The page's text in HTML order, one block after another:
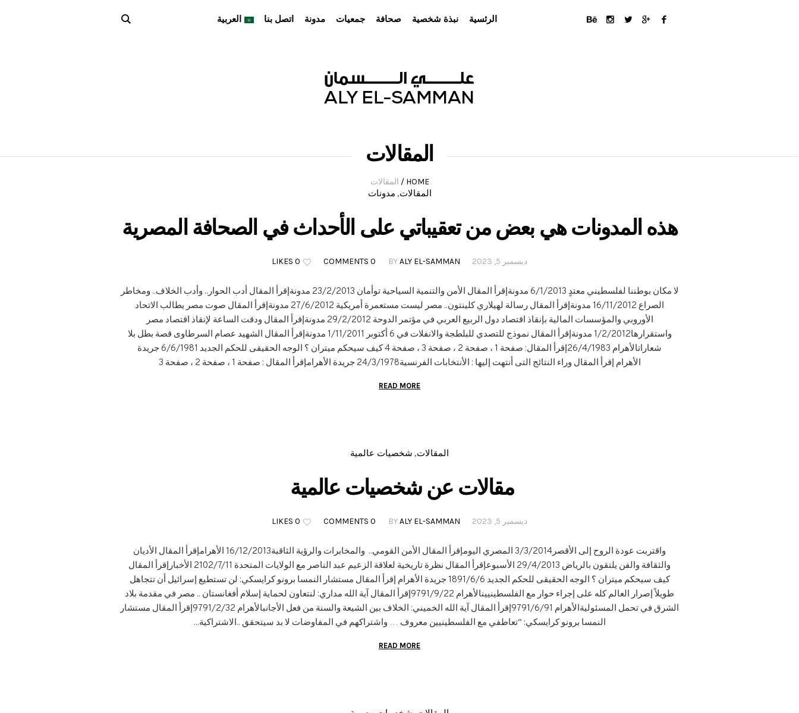
الرئسية نبذة شخصية صحافة جمعيات مدونة اتصل بنا العربية
المقالات
HOME
/ المقالات
المقالات, مدونات
هذه المدونات هي بعض من تعقيباتي على الأحداث في الصحافة المصرية
ديسمبر 5, 2023 BYALY EL-SAMMAN
0 COMMENTS
0 LIKES
لا مكان بوطننا لفلسطيني معتدٍ ‏‏6/1/2013 مدونةإقرأ المقال الأمن والتنمية السياحية توأمان ‏‏23/2/2013 مدونةإقرأ المقال أدب الحوار.. وأدب الخلاف.. ومخاطر
الصراع ‏‏16/11/2012 مدونةإقرأ المقال رسالة لهيلاري كلينتون.. مصر ليست مستعمرة أمريكية ‏‏27/6/2012 مدونةإقرأ المقال صوت مصر يطالب الاتحاد
الأوروبي والمؤسسات المالية بإنقاذ اقتصاد دول الربيع العربي في مؤتمر الدوحة ‏‏29/2/2012 مدونةإقرأ المقال ودقت الساعة لإنقاذ اقتصاد مصر
واستقرارها‏‏1/2/2012 مدونةإقرأ المقال نموذج للتصدي للبلطجة والانفلات في 6 أكتوبر ‏‏1/11/2011 مدونةإقرأ المقال الشهيد عصام السرطاوى قصة بطل بلا
شعاراتالأهرام 26/4/1983إقرأ المقال: صفحة 1 ، صفحة 2 ، صفحة 3 ، صفحة 4 كيف سيحكم ميتران ؟ الوجه الحقيقى للحكم الجديد 6/6/1981 جريدة
الأهرام إقرأ المقال وراء النتائج التى أنتهت إليها : الأنتخابات الفرنسية24/3/1978 جريدة الأهرامإقرأ المقال : صفحة 1 ، صفحة 2 ، صفحة 3
READ MORE
المقالات, شخصيات عالمية
مقالات عن شخصيات عالمية
ديسمبر 5, 2023 BYALY EL-SAMMAN
0 COMMENTS
0 LIKES
واقتربت عودة الروح إلى الأقصر3/3/2014 المصري اليومإقرأ المقال الأمن القومي.. والمخابرات والرؤية الثاقبة16/12/2013 الأهرامإقرأ المقال الأديان
والثقافة والفن يلتقون بالرياض ‏‏29/4/2013 الأسبوعإقرأ المقال نظرة تاريخية لعلاقة الزعيم عبد الناصر مع الولايات المتحدة ‮11/7/2012 الأخبارإقرأ المقال
كيف سيحكم ميتران ؟ الوجه الحقيقى للحكم الجديد 6/6/1981 جريدة الأهرام إقرأ المقال مستشار النمسا برونو كرايسكي: لن تستطيع إسرائيل أن تتجاهل
طويلاً إصرار العالم كله على إجراء حوار مع الفلسطينيينالأهرام 22/9/1979إقرأ المقال آية الله مداري: لنتعاون لحماية إسلام أفغانستان .. مصر في مقدمة بلاد
الشرق في تحمل المسئوليةالأهرام 19/6/1979إقرأ المقال آية الله الخميني: الخلاف بين الشيعة والسنة من فعل الأجانبالأهرام 23/2/1979إقرأ المقال مستشار
النمسا برونو كرايسكي: “تعاطفي مع الفلسطينيين معروف … واشتراكهم في المفاوضات لا بد سيتحقق ..الاشتراكية...
READ MORE